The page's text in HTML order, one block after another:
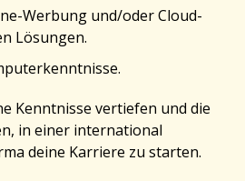
Werbung und/oder Cloud-
Lösungen.
Kenntnisse vertiefen und die
in einer international
deine Karriere zu starten.